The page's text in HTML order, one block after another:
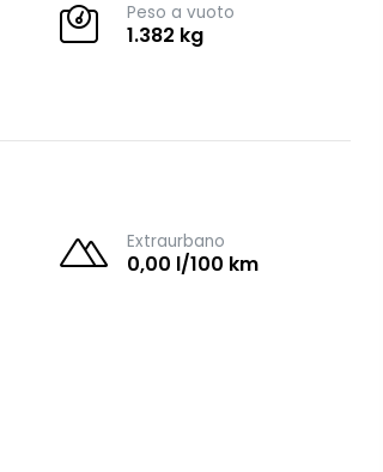
Peso a vuoto
1.382 kg
Extraurbano
0,00 l/100 km